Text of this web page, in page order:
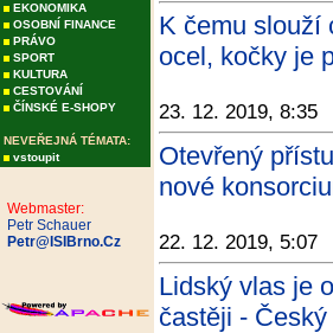
EKONOMIKA
OSOBNÍ FINANCE
PRÁVO
SPORT
KULTURA
CESTOVÁNÍ
ČÍNSKÉ E-SHOPY
NEVEŘEJNÁ TÉMATA:
vstoupit
Webmaster:
Petr Schauer
Petr@ISIBrno.Cz
K čemu slouží
ocel, kočky je
23. 12. 2019, 8:35
Otevřený
nové
22. 12. 2019, 5:07
Lidský vlas je
častěji -